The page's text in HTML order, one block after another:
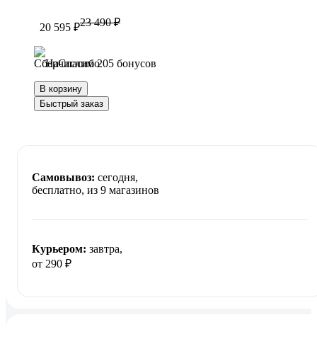
20 595 ₽23 490 ₽
Начислим 205 бонусов
В корзину
Быстрый заказ
Самовывоз: сегодня,
бесплатно, из 9 магазинов
Курьером: завтра,
от 290 ₽